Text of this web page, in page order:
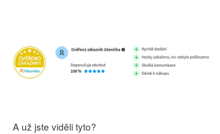
A už jste viděli tyto?